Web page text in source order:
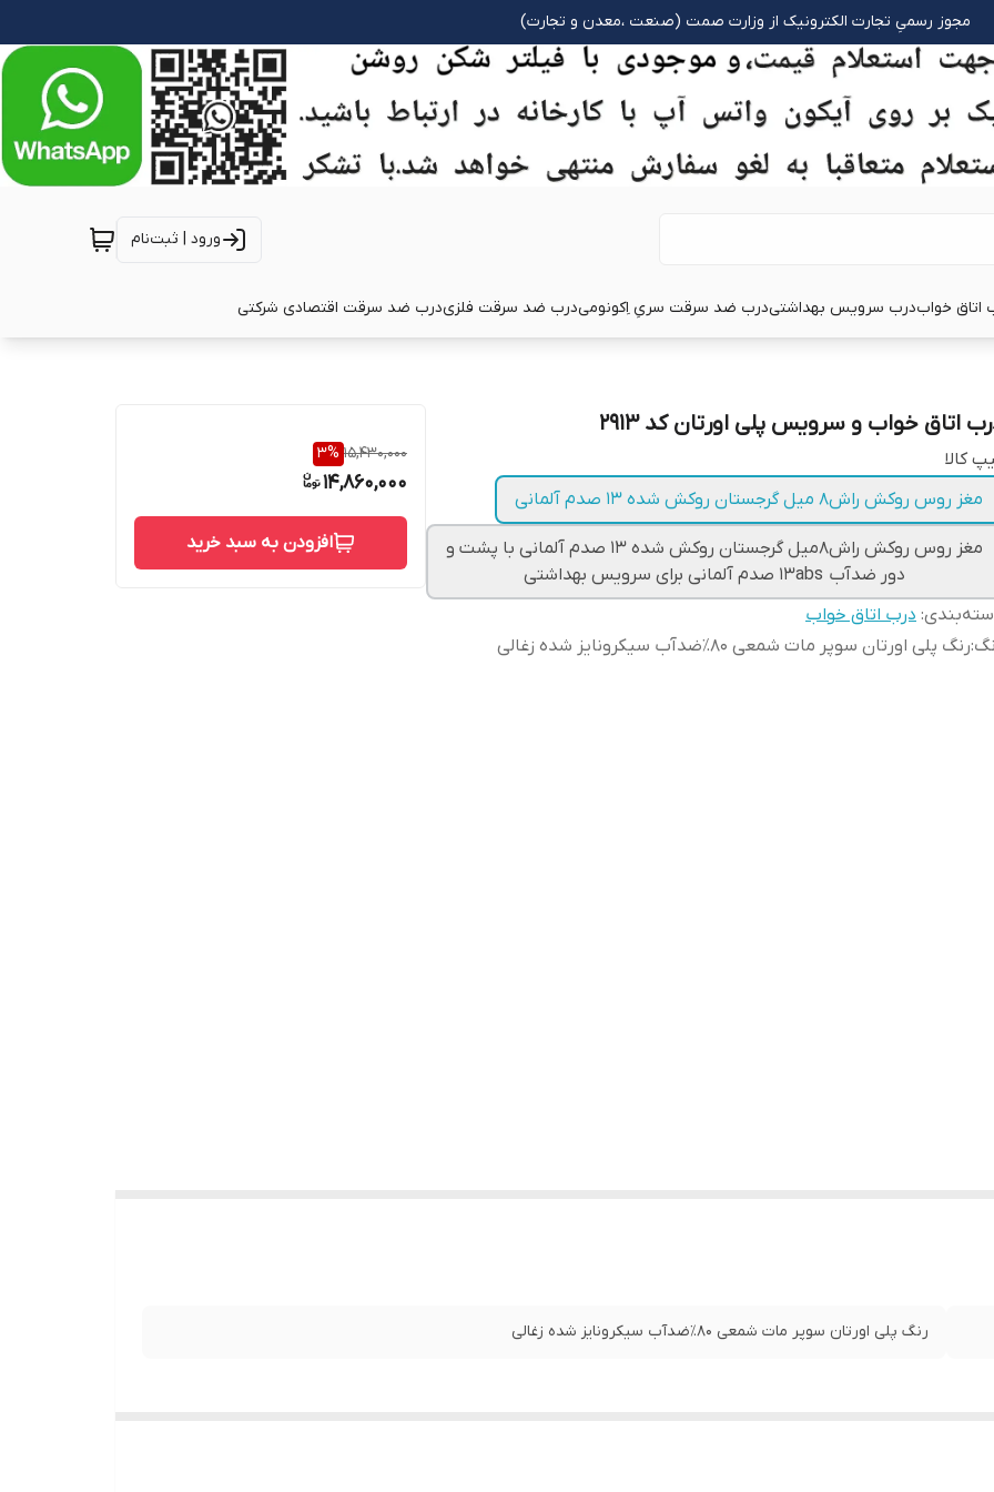
مجوز رسمیِ تجارت الکترونیک از وزارت صمت (صنعت ،معدن و تجارت)
ورود | ثبت‌نام
اتاق خوابدرب سرویس بهداشتیدرب ضد سرقت سریِ اِکونومیدرب ضد سرقت فلزیدرب ضد سرقت اقتصادی شرکتی
اتاق خواب و سرویس پلی اورتان کد 2913
کالا
مغز روس روکش راش۸ میل گرجستان روکش شده ۱۳ صدم آلمانی
مغز روس روکش راش۸میل گرجستان روکش شده ۱۳ صدم آلمانی با پشت و
دور ضدآب ۱۳abs صدم آلمانی برای سرویس بهداشتی
: درب اتاق خواب
:رنگ پلی اورتان سوپر مات شمعی ۸۰٪ضدآب سیکرونایز شده زغالی
15,430,000
3%
14,860,000
افزودن به سبد خرید
رنگ پلی اورتان سوپر مات شمعی ۸۰٪ضدآب سیکرونایز شده زغالی